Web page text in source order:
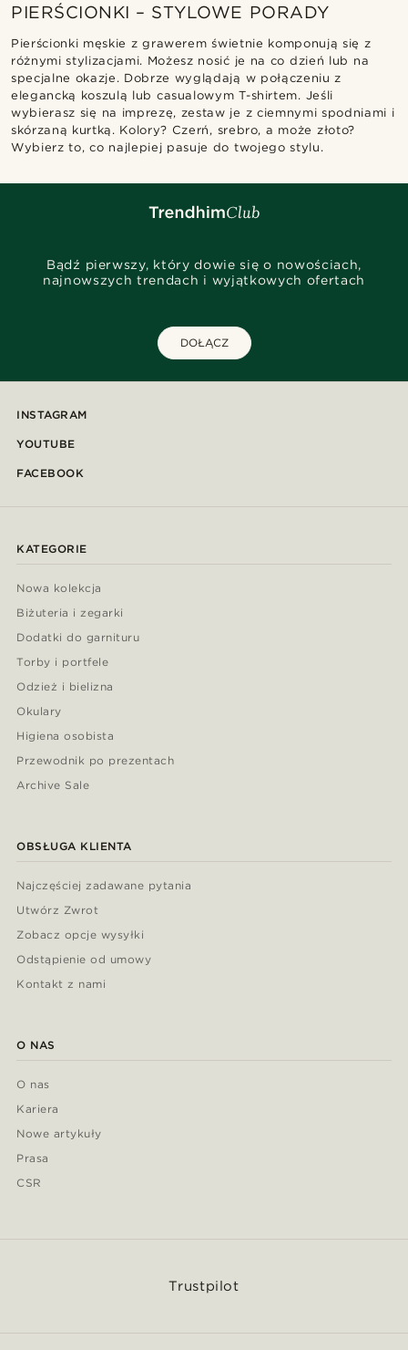
PIERŚCIONKI – STYLOWE PORADY
Pierścionki męskie z grawerem świetnie komponują się z
różnymi stylizacjami. Możesz nosić je na co dzień lub na
specjalne okazje. Dobrze wyglądają w połączeniu z
elegancką koszulą lub casualowym T-shirtem. Jeśli
wybierasz się na imprezę, zestaw je z ciemnymi spodniami i
skórzaną kurtką. Kolory? Czerń, srebro, a może złoto?
Wybierz to, co najlepiej pasuje do twojego stylu.
Bądź pierwszy, który dowie się o nowościach,
najnowszych trendach i wyjątkowych ofertach
DOŁĄCZ
INSTAGRAM
YOUTUBE
FACEBOOK
KATEGORIE
Nowa kolekcja
Biżuteria i zegarki
Dodatki do garnituru
Torby i portfele
Odzież i bielizna
Okulary
Higiena osobista
Przewodnik po prezentach
Archive Sale
OBSŁUGA KLIENTA
Najczęściej zadawane pytania
Utwórz Zwrot
Zobacz opcje wysyłki
Odstąpienie od umowy
Kontakt z nami
O NAS
O nas
Kariera
Nowe artykuły
Prasa
CSR
Trustpilot